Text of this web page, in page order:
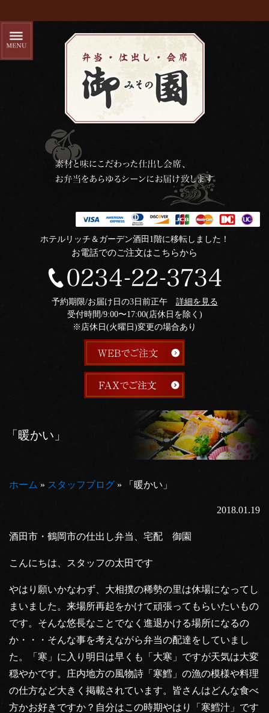
ホテルリッチ＆ガーデン酒田1階に移転しました！
お電話でのご注文はこちらから
予約期限/お届け日の3日前正午 詳細を見る
受付時間/9:00〜17:00(店休日を除く)
※店休日(火曜日)変更の場合あり
「暖かい」
ホーム » スタッフブログ » 「暖かい」
2018.01.19
酒田市・鶴岡市の仕出し弁当、宅配 御園
こんにちは、スタッフの太田です
やはり願いかなわず、大相撲の稀勢の里は休場になってし
まいました。来場所再起をかけて頑張ってもらいたいもの
です。そんな悠長なことでなく進退かける場所になるの
か・・・そんな事を考えながら弁当の配達をしていまし
た。「寒」に入り明日は早くも「大寒」ですが天気は大変
穏やかです。庄内地方の風物詩「寒鱈」の漁の模様や料理
の仕方など大きく掲載されています。皆さんはどんな食べ
方かお好きですか？自分はこの時期やはり「寒鱈汁」です